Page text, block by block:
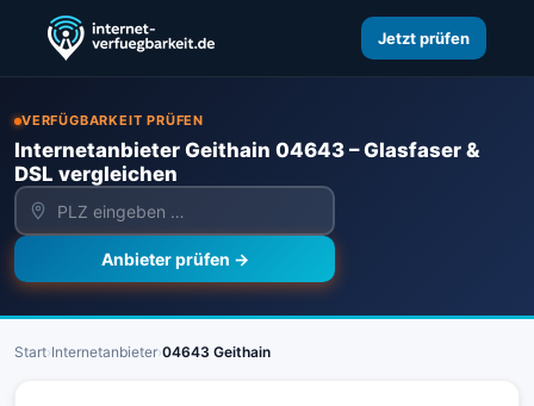
Jetzt prüfen
VERFÜGBARKEIT PRÜFEN
Internetanbieter Geithain 04643 – Glasfaser &
DSL vergleichen
Anbieter prüfen →
Start›Internetanbieter›04643 Geithain